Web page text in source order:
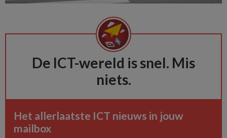
De ICT-wereld is snel. Mis
niets.
Het allerlaatste ICT nieuws in jouw
mailbox